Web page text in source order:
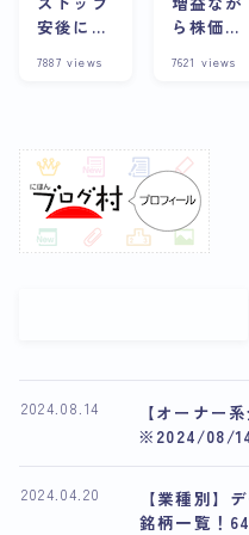
安後に株
その背景
いて徹底
解説
7887 views
ら株価下
とは？今
について
解説
7621 views
【オーナー
※2024/08/
2024.08.14
【業種別】
銘柄一覧！
2024.04.20